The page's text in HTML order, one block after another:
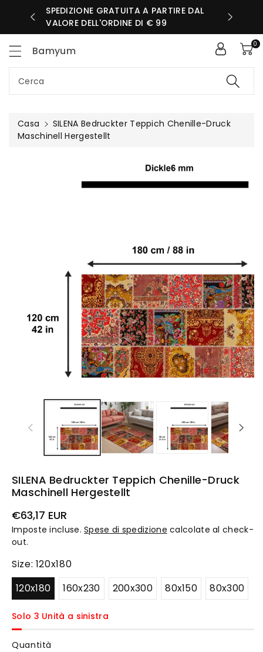
SPEDIZIONE GRATUITA A PARTIRE DAL
VALORE DELL'ORDINE DI € 99
Bamyum
Cerca
0
Casa
SILENA Bedruckter Teppich Chenille-Druck
Maschinell Hergestellt
SILENA Bedruckter Teppich Chenille-Druck
Maschinell Hergestellt
Prezzo
di
listino
€63,17 EUR
Imposte incluse.Spese di spedizione calcolate al check-
out.
Size: 120x180
120x180
160x230 200x300 80x150 80x300
Solo 3 Unità a sinistra
Quantità